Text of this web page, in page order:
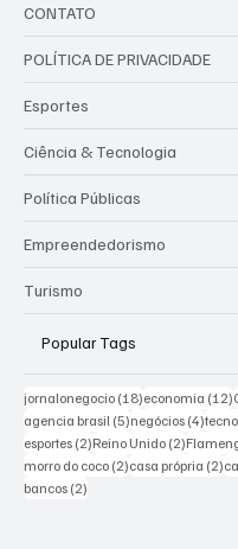
CONTATO
POLÍTICA DE PRIVACIDADE
Esportes
Ciência & Tecnologia
Política Públicas
Empreendedorismo
Turismo
Popular Tags
jornalonegocio (18)18 posts
economia (12)
agencia brasil (5)5 posts
negócios (4)4
esportes (2)2 posts
Reino Unido (2)2 posts
morro do coco (2)2 posts
casa própria (2)2
bancos (2)